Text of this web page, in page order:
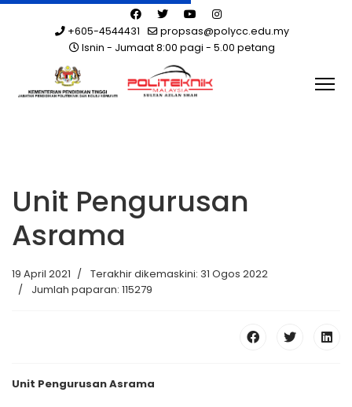
+605-4544431
propsas@polycc.edu.my
Isnin - Jumaat 8:00 pagi - 5.00 petang
Unit Pengurusan
Asrama
19 April 2021
Terakhir dikemaskini: 31 Ogos 2022
Jumlah paparan: 115279
Unit Pengurusan Asrama